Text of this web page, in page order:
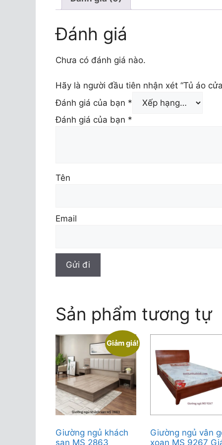
Đánh giá
Chưa có đánh giá nào.
Hãy là người đầu tiên nhận xét “Tủ áo
Đánh giá của bạn *
Đánh giá của bạn *
Tên
Email
Sản phẩm tương tự
Giảm giá!
Giường ngủ khách
sạn MS 2863
Giường ngủ vân
xoan MS 9267